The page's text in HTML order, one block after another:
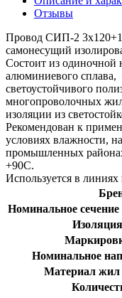
Отзывы
Провод СИП-2
самонесущий
Состоит из
алюминиевого сплава,
светоустойчивого
многопроволочных
изоляции из
Рекомендован к
условиях влажности,
промышленных
+90С.
Используется в
Номинальное
Номинальное
Материал жил